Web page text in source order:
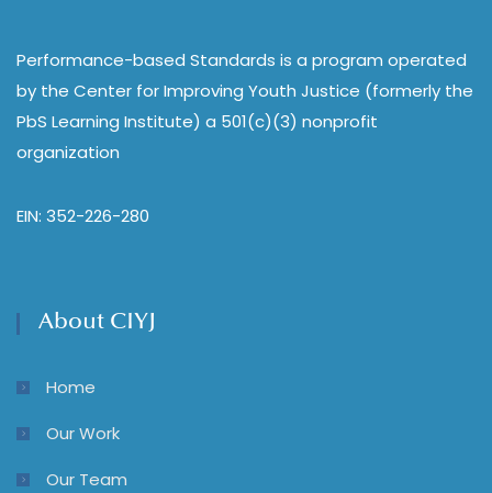
Performance-based Standards is a program operated
by the Center for Improving Youth Justice (formerly the
PbS Learning Institute) a 501(c)(3) nonprofit
organization
EIN: 352-226-280
About CIYJ
Home
Our Work
Our Team